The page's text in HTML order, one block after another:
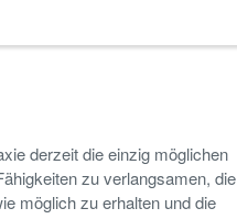
derzeit die einzig möglichen
zu verlangsamen, die
möglich zu erhalten und die